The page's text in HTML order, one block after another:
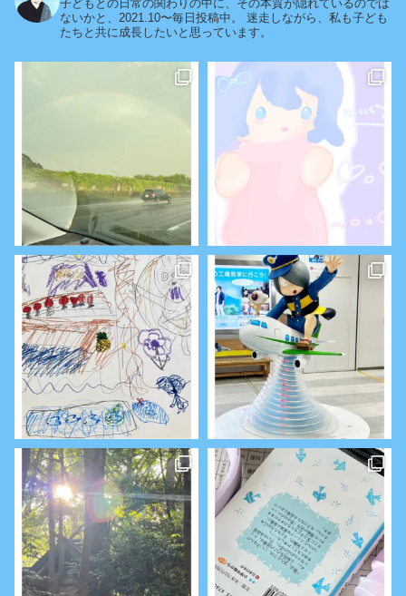
子どもとの日常の関わりの中に、その本質が隠れているのでは
ないかと、2021.10〜毎日投稿中。
迷走しながら、私も子ども
たちと共に成長したいと思っています。